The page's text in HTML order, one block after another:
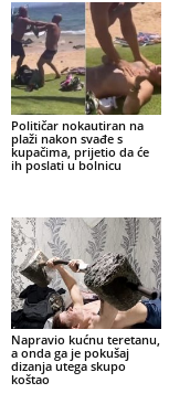
Političar nokautiran na
plaži nakon svađe s
kupačima, prijetio da će
ih poslati u bolnicu
Napravio kućnu teretanu,
a onda ga je pokušaj
dizanja utega skupo
koštao